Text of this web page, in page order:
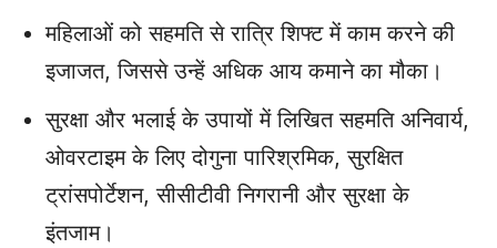
महिलाओं को सहमति से रात्रि शिफ्ट में काम करने की
इजाजत, जिससे उन्हें अधिक आय कमाने का मौका।
सुरक्षा और भलाई के उपायों में लिखित सहमति अनिवार्य,
ओवरटाइम के लिए दोगुना पारिश्रमिक, सुरक्षित
ट्रांसपोर्टेशन, सीसीटीवी निगरानी और सुरक्षा के
इंतजाम।